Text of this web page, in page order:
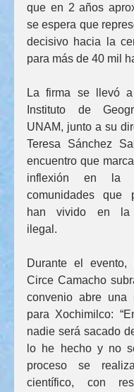
que en 2 años
se espera que
decisivo hacia la
para más de 40 mil
La firma se llevó
Instituto de
UNAM, junto a su
Teresa Sánchez
encuentro que
inflexión en la
comunidades que
han vivido en la
ilegal.
Durante el evento,
Circe Camacho
convenio abre una
para Xochimilco:
nadie será sacado
lo he hecho y no
proceso se
científico, con